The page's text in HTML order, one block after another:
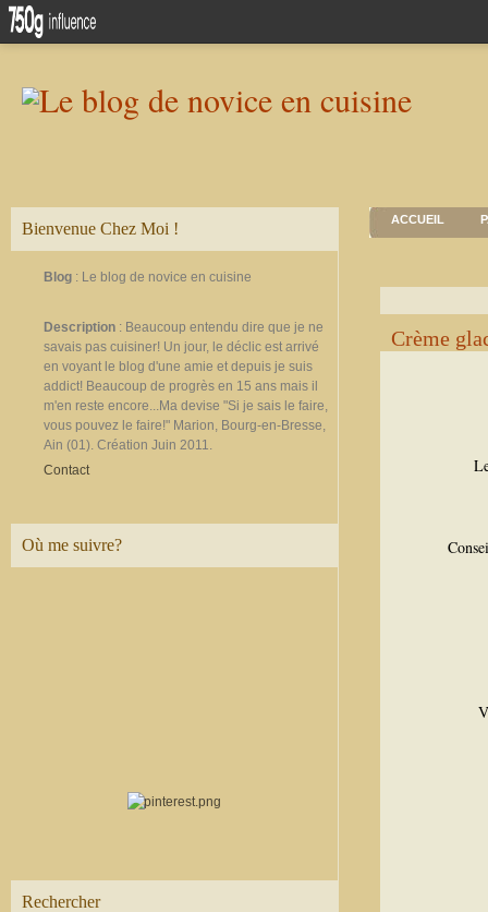
Bienvenue Chez Moi !
Blog : Le blog de novice en cuisine
Description : Beaucoup entendu dire que je ne
savais pas cuisiner! Un jour, le déclic est arrivé
en voyant le blog d'une amie et depuis je suis
addict! Beaucoup de progrès en 15 ans mais il
m'en reste encore...Ma devise "Si je sais le faire,
vous pouvez le faire!" Marion, Bourg-en-Bresse,
Ain (01). Création Juin 2011.
Contact
Où me suivre?
Rechercher
ACCUEIL
Crème